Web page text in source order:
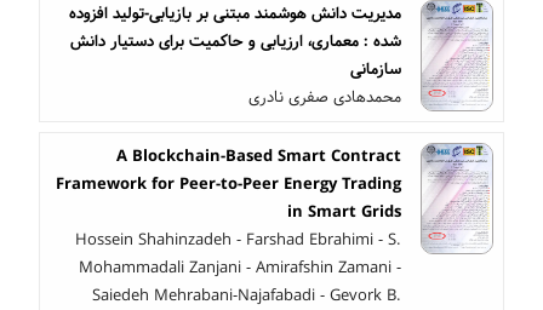
مدیریت دانش هوشمند مبتنی بر بازیابی-تولید افزوده
شده : معماری، ارزیابی و حاکمیت برای دستیار دانش
سازمانی
محمدهادی صفری نادری
A Blockchain-Based Smart Contract
Framework for Peer-to-Peer Energy Trading
in Smart Grids
Hossein Shahinzadeh - Farshad Ebrahimi - S.
Mohammadali Zanjani - Amirafshin Zamani -
Saiedeh Mehrabani-Najafabadi - Gevork B.